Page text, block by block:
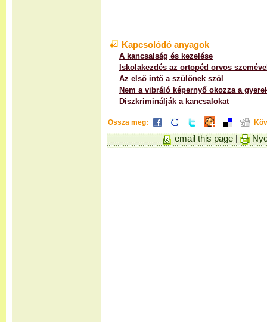
Kapcsolódó anyagok
A kancsalság és kezelése
Iskolakezdés az ortopéd orvos
Az első intő a szülőnek szól
Nem a vibráló képernyő okozza a
Diszkriminálják a kancsalokat
Ossza meg:
email this page